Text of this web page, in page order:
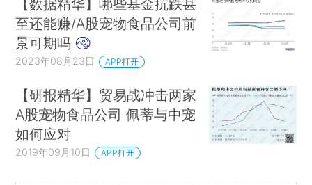
【数据精华】哪些基金抗跌甚
至还能赚/A股宠物食品公司前
景可期吗
2023年08月23日 APP打开
【研报精华】贸易战冲击两家
A股宠物食品公司 佩蒂与中宠
如何应对
2019年09月10日 APP打开